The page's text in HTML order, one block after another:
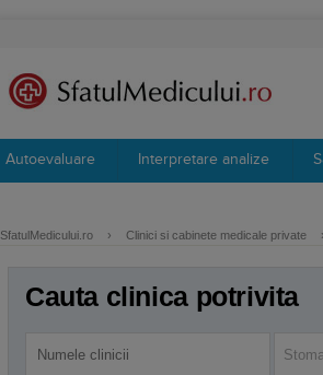
Autoevaluare Interpretare analize
SfatulMedicului.ro › Clinici si cabinete medicale private
Cauta clinica potrivita